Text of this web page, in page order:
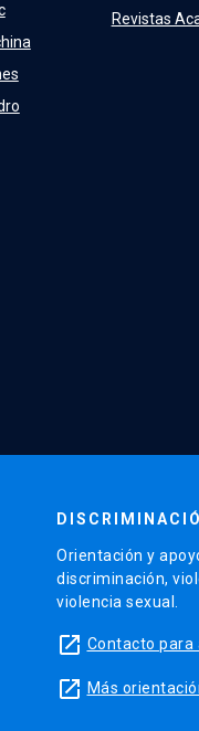
Revistas
Orientación y
discriminación,
violencia sexual.
launch Contacto para
launch Más